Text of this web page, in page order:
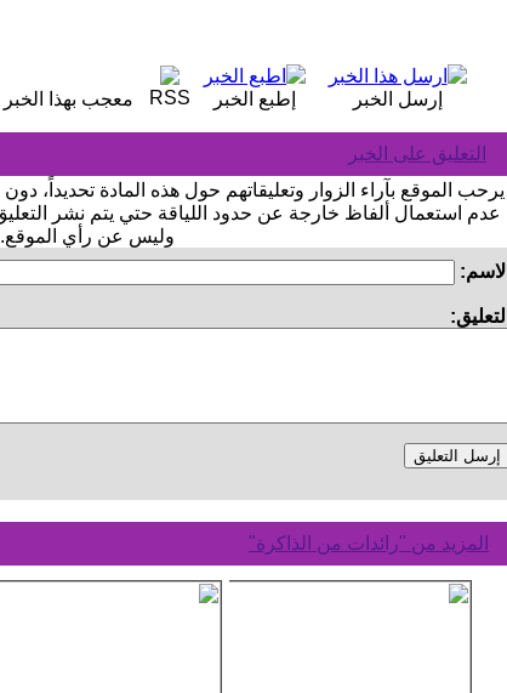
إرسل الخبر
إطبع الخبر RSS معجب بهذا الخبر
التعليق على الخبر
يرحب الموقع بآراء الزوار وتعليقاتهم حول هذه المادة تحديداً،
عدم استعمال ألفاظ خارجة عن حدود اللياقة حتي يتم نشر
وليس عن رأي الموقع.
الاسم:
التعليق:
المزيد من "رائدات من الذاكرة"